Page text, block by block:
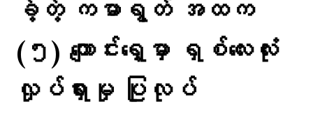
ခဲ့တဲ့ ကမာရွတ် အထက
(၅) ကျောင်းရှေ့မှာ ရှစ်လေးလုံး
လှုပ်ရှားမှု ပြုလုပ်